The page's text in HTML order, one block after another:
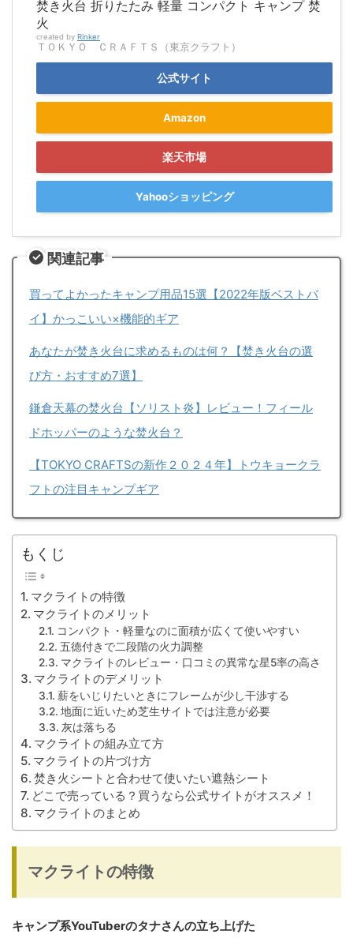
焚き火台 折りたたみ 軽量 コンパクト キャンプ 焚
火
created by Rinker
ＴＯＫＹＯ ＣＲＡＦＴＳ（東京クラフト）
公式サイト
Amazon
楽天市場
Yahooショッピング
関連記事
買ってよかったキャンプ用品15選【2022年版ベストバ
イ】かっこいい×機能的ギア
あなたが焚き火台に求めるものは何？【焚き火台の選
び方・おすすめ7選】
鎌倉天幕の焚火台【ソリスト炎】レビュー！フィール
ドホッパーのような焚火台？
【TOKYO CRAFTSの新作２０２４年】トウキョークラ
フトの注目キャンプギア
もくじ
マクライトの特徴
マクライトのメリット
コンパクト・軽量なのに面積が広くて使いやすい
五徳付きで二段階の火力調整
マクライトのレビュー・口コミの異常な星5率の高さ
マクライトのデメリット
薪をいじりたいときにフレームが少し干渉する
地面に近いため芝生サイトでは注意が必要
灰は落ちる
マクライトの組み立て方
マクライトの片づけ方
焚き火シートと合わせて使いたい遮熱シート
どこで売っている？買うなら公式サイトがオススメ！
マクライトのまとめ
マクライトの特徴
キャンプ系YouTuberのタナさんの立ち上げた